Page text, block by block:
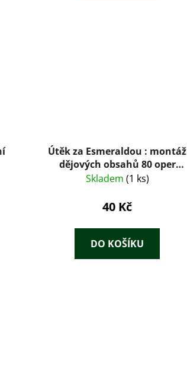
Útěk za Esmeraldou : montáž
dějových obsahů 80 oper
českých skladatelů
Skladem (1 ks)
40 Kč
DO KOŠÍKU